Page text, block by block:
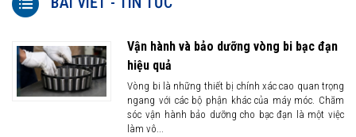
Vận hành và bảo dưỡng vòng bi bạc đạn
hiệu quả
Vòng bi là những thiết bị chính xác cao quan trọng
ngang với các bộ phận khác của máy móc. Chăm
sóc vận hành bảo dưỡng cho bạc đạn là một việc
làm vô...